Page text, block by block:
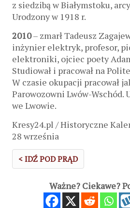
z siedzibą w Białymstoku,
Urodzony w 1918 r.
2010– zmarł Tadeusz
inżynier elektryk, profesor,
elektroniki, ojciec poety
Studiował i pracował na
W czasie okupacji pracował
Parowozowni Lwów-Wschód.
we Lwowie.
Kresy24.pl / Historyczne
28 września
< IDŹ POD PRĄD
Ważne? Ciekawe?